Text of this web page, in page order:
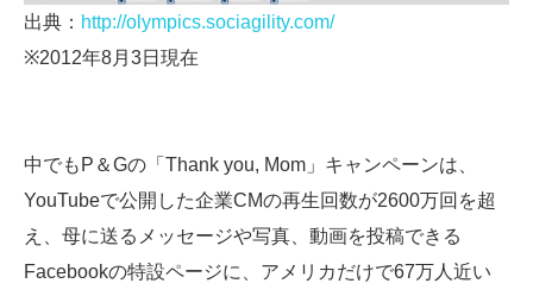
出典： http://olympics.sociagility.com/
※2012年8月3日現在
中でもP＆Gの「Thank you, Mom」キャンペーンは、
YouTubeで公開した企業CMの再生回数が2600万回を超
え、母に送るメッセージや写真、動画を投稿できる
Facebookの特設ページに、アメリカだけで67万人近い